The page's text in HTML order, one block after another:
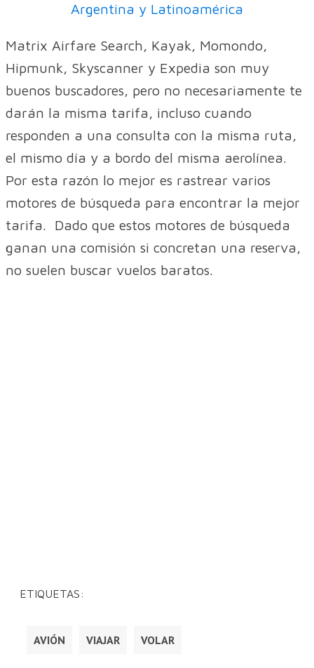
Argentina y Latinoamérica
Matrix Airfare Search, Kayak, Momondo,
Hipmunk, Skyscanner y Expedia son muy
buenos buscadores, pero no necesariamente te
darán la misma tarifa, incluso cuando
responden a una consulta con la misma ruta,
el mismo día y a bordo del misma aerolínea.
Por esta razón lo mejor es rastrear varios
motores de búsqueda para encontrar la mejor
tarifa. Dado que estos motores de búsqueda
ganan una comisión si concretan una reserva,
no suelen buscar vuelos baratos.
ETIQUETAS:
AVIÓN VIAJAR VOLAR